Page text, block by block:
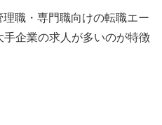
職・専門職向けの転職エー
企業の求人が多いのが特徴